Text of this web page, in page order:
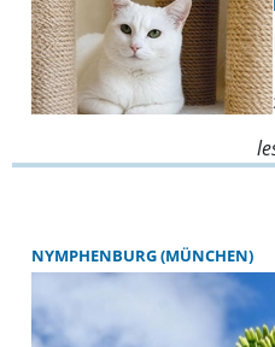
NYMPHENBURG (MÜNCHEN)